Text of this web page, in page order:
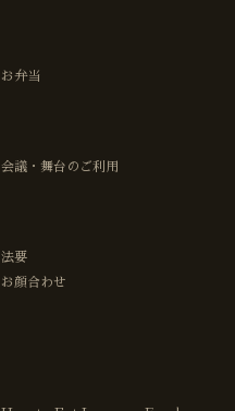
お弁当
会議・舞台のご利用
法要
お顔合わせ